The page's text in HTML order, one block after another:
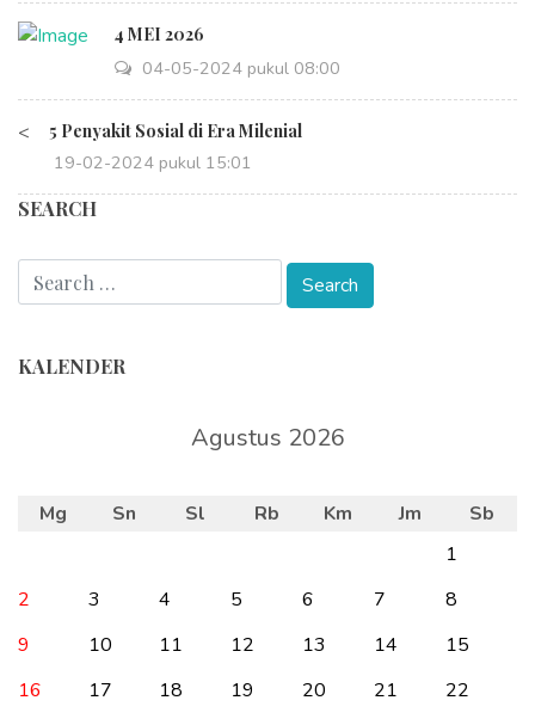
4 MEI 2026
04-05-2024 pukul 08:00
< 5 Penyakit Sosial di Era Milenial
19-02-2024 pukul 15:01
SEARCH
KALENDER
Agustus 2026
Mg Sn Sl Rb Km Jm
Sb
1
2
3 4 5 6 7
8
9
10 11 12 13 14
15
16
17 18 19 20 21
22